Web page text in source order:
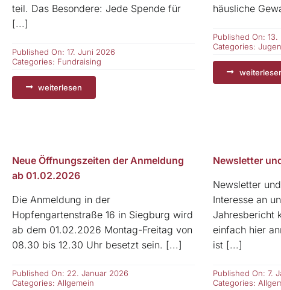
teil. Das Besondere: Jede Spende für
[...]
Published On: 17. Juni 2026
Categories: Fundraising
weiterlesen
häusliche
Published On: 13.
Categories:
Neue Öffnungszeiten der Anmeldung
ab 01.02.2026
Die Anmeldung in der
Hopfengartenstraße 16 in Siegburg wird
ab dem 01.02.2026 Montag-Freitag von
08.30 bis 12.30 Uhr besetzt sein. [...]
Published On: 22. Januar 2026
Categories: Allgemein
Newsletter
Newsletter
Interesse an
Jahresbericht
einfach hier
ist [...]
Published On: 7.
Categories: